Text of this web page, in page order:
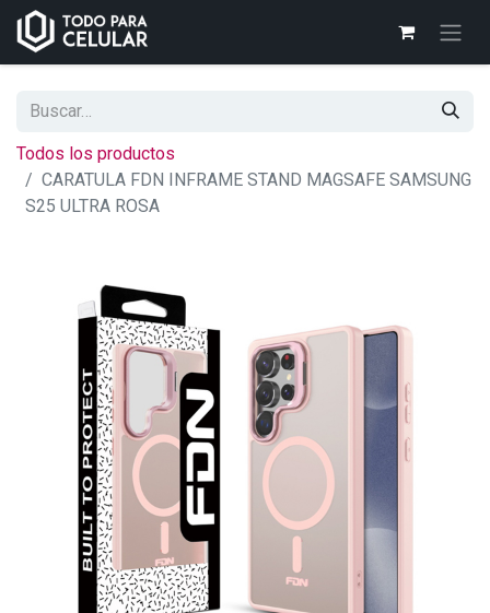
Todos los productos
CARATULA FDN INFRAME STAND MAGSAFE SAMSUNG
S25 ULTRA ROSA